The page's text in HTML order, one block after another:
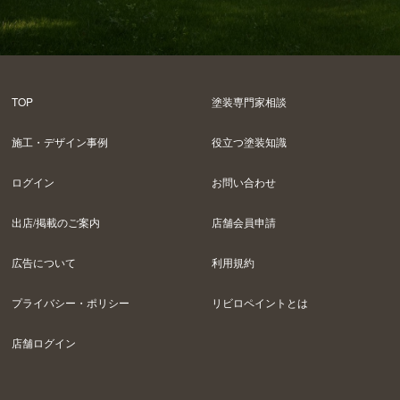
TOP 塗装専門家相談
施工・デザイン事例 役立つ塗装知識
ログイン お問い合わせ
出店/掲載のご案内 店舗会員申請
広告について 利用規約
プライバシー・ポリシー リビロペイントとは
店舗ログイン